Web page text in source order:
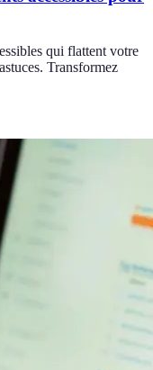
qui flattent votre
Transformez